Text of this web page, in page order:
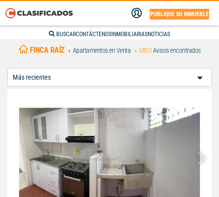
PUBLIQUE SU INMUEBLE
BUSCARCONTÁCTENOS INMOBILIARIASNOTICIAS
FINCA RAÍZ Apartamentos en Venta 5803Avisos encontrados